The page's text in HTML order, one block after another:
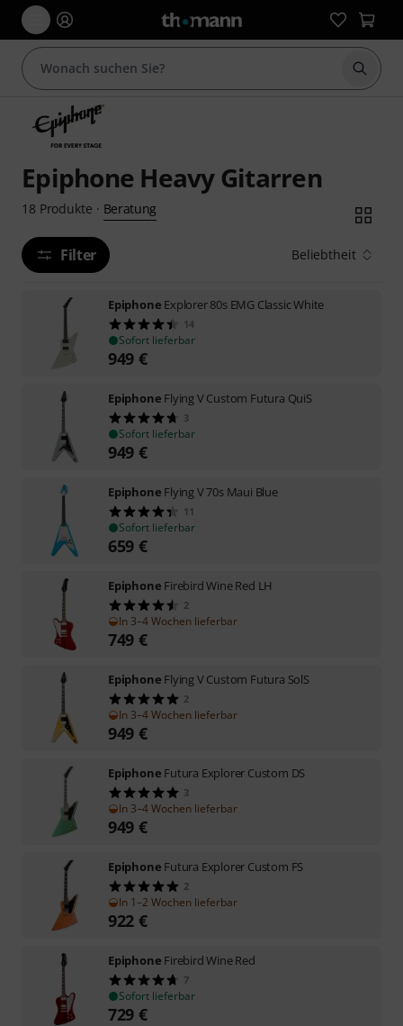
Suche
Epiphone Heavy Gitarren
18 Produkte · Beratung
Filter Beliebtheit
Epiphone Explorer 80s EMG Classic White
14
Sofort lieferbar
949 €
Epiphone Flying V Custom Futura QuiS
3
Sofort lieferbar
949 €
Epiphone Flying V 70s Maui Blue
11
Sofort lieferbar
659 €
Epiphone Firebird Wine Red LH
2
In 3–4 Wochen lieferbar
749 €
Epiphone Flying V Custom Futura SolS
2
In 3–4 Wochen lieferbar
949 €
Epiphone Futura Explorer Custom DS
3
In 3–4 Wochen lieferbar
949 €
Epiphone Futura Explorer Custom FS
2
In 1–2 Wochen lieferbar
922 €
Epiphone Firebird Wine Red
7
Sofort lieferbar
729 €